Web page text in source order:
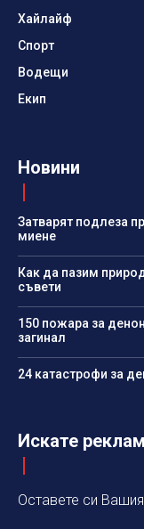
Хайлайф
Спорт
Водещи
Екип
Новини
Затварят подлеза
миене
Как да пазим
съвети
150 пожара за
загинал
24 катастрофи за
Искате
Оставете си